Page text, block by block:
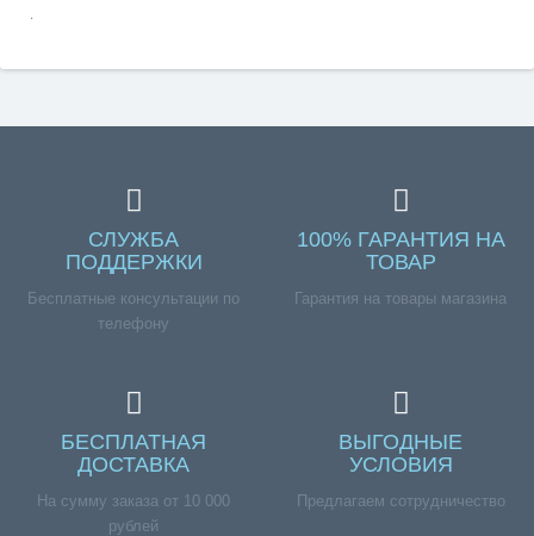
.
СЛУЖБА
ПОДДЕРЖКИ
Бесплатные консультации по
телефону
100% ГАРАНТИЯ НА
ТОВАР
Гарантия на товары магазина
БЕСПЛАТНАЯ
ДОСТАВКА
На сумму заказа от 10 000
рублей
ВЫГОДНЫЕ
УСЛОВИЯ
Предлагаем сотрудничество